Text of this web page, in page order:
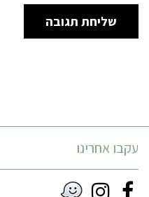
עקבו אחרינו